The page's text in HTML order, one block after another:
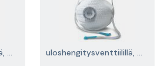
uloshengitysventtiilillä, FFP2, 2 kpl uloshengitysventtiilillä, FFP2, 10 kpl